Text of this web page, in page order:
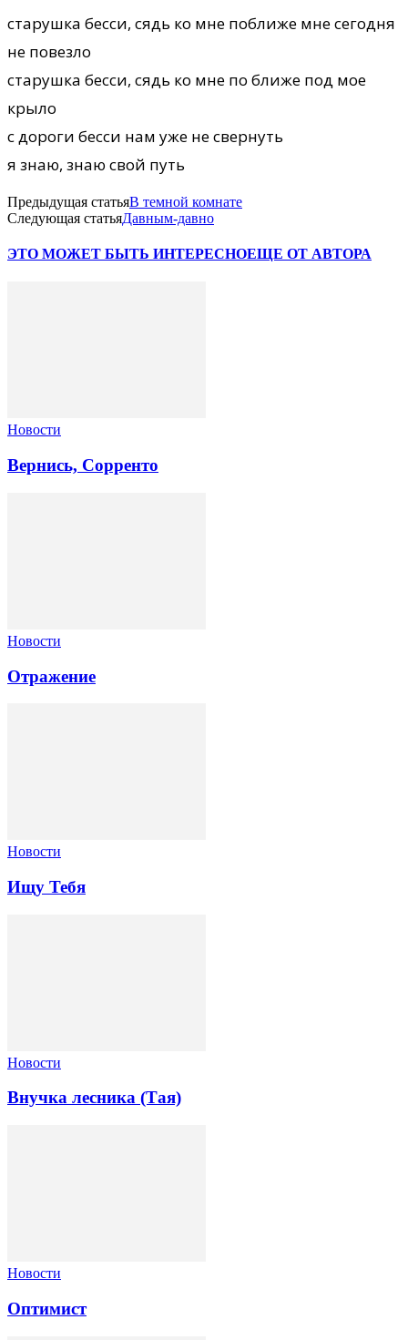
старушка бесси, сядь ко мне поближе мне сегодня
не повезло
старушка бесси, сядь ко мне по ближе под мое
крыло
с дороги бесси нам уже не свернуть
я знаю, знаю свой путь
Предыдущая статьяВ темной комнате
Следующая статьяДавным-давно
ЭТО МОЖЕТ БЫТЬ ИНТЕРЕСНОЕЩЕ ОТ АВТОРА
Новости
Вернись, Сорренто
Новости
Отражение
Новости
Ищу Тебя
Новости
Внучка лесника (Тая)
Новости
Оптимист